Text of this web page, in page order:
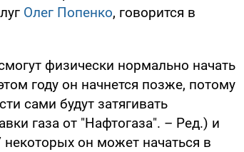
Олег Попенко, говорится в
физически нормально начать
году он начнется позже, потому
сами будут затягивать
газа от "Нафтогаза". – Ред.) и
некоторых он может начаться в